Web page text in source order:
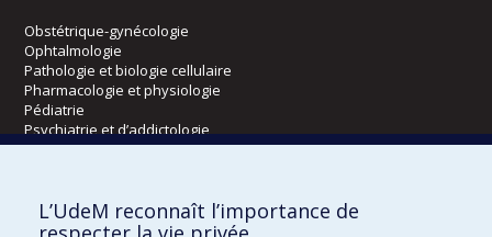
Obstétrique-gynécologie
Ophtalmologie
Pathologie et biologie cellulaire
Pharmacologie et physiologie
Pédiatrie
Psychiatrie et d’addictologie
Radiologie, radio-oncologie et médecine nucléaire
Écoles
L’UdeM reconnaît l’importance de